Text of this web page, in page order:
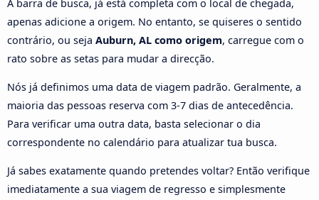
A barra de busca, já está completa com o local de chegada,
apenas adicione a origem. No entanto, se quiseres o sentido
contrário, ou seja Auburn, AL como origem, carregue com o
rato sobre as setas para mudar a direcção.
Nós já definimos uma data de viagem padrão. Geralmente, a
maioria das pessoas reserva com 3-7 dias de antecedência.
Para verificar uma outra data, basta selecionar o dia
correspondente no calendário para atualizar tua busca.
Já sabes exatamente quando pretendes voltar? Então verifique
imediatamente a sua viagem de regresso e simplesmente